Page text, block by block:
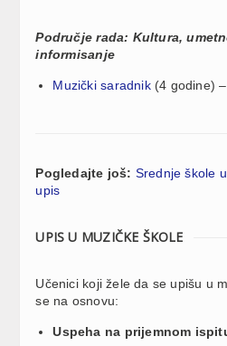
Područje rada: Kultura,
informisanje
Muzički saradnik(4 godine)
Pogledajte još: Srednje škole
upis
UPIS U MUZIČKE ŠKOLE
Učenici koji žele da se upišu u
se na osnovu:
Uspeha na prijemnom